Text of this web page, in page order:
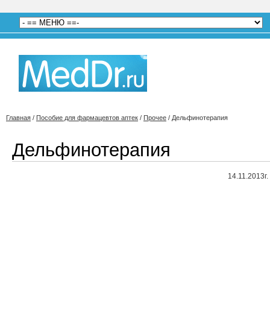
Главная / Пособие для фармацевтов аптек / Прочее / Дельфинотерапия
Дельфинотерапия
14.11.2013г.